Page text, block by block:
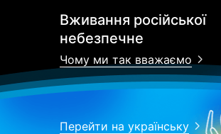
Вживання російської
небезпечне
Чому ми так вважаємо
Перейти на українську